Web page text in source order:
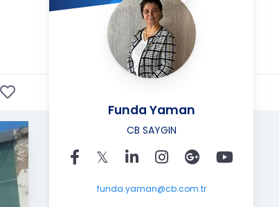
Funda Yaman
CB SAYGIN
funda.yaman@cb.com.tr